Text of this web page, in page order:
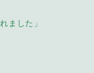
ました」